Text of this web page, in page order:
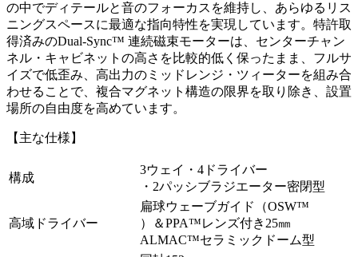
の中でディテールと音のフォーカスを維持し、あらゆるリス
ニングスペースに最適な指向特性を実現しています。特許取
得済みのDual-Sync™ 連続磁束モーターは、センターチャン
ネル・キャビネットの高さを比較的低く保ったまま、フルサ
イズで低歪み、高出力のミッドレンジ・ツィーターを組み合
わせることで、複合マグネット構造の限界を取り除き、設置
場所の自由度を高めています。
【主な仕様】
構成
3ウェイ・4ドライバー
・2パッシブラジエーター密閉型
高域ドライバー
扁球ウェーブガイド（OSW™
）＆PPA™レンズ付き25㎜
ALMAC™セラミックドーム型